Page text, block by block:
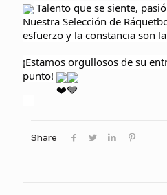
Talento que se siente,
Nuestra Selección de
esfuerzo y la constancia son
¡Estamos orgullosos de su
punto!
Share